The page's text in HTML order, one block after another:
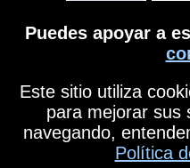
Puedes apoyar a
Este sitio utiliza
para mejorar sus
navegando,
Política